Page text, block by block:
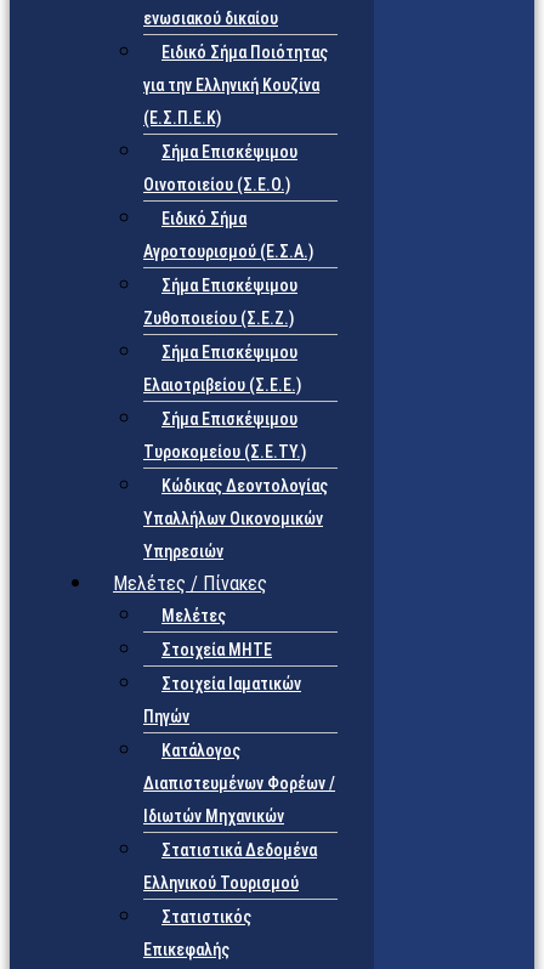
ενωσιακού δικαίου
Ειδικό Σήμα Ποιότητας
για την Ελληνική Κουζίνα
(Ε.Σ.Π.Ε.Κ)
Σήμα Επισκέψιμου
Οινοποιείου (Σ.Ε.Ο.)
Ειδικό Σήμα
Αγροτουρισμού (Ε.Σ.Α.)
Σήμα Επισκέψιμου
Ζυθοποιείου (Σ.Ε.Ζ.)
Σήμα Επισκέψιμου
Ελαιοτριβείου (Σ.Ε.Ε.)
Σήμα Επισκέψιμου
Τυροκομείου (Σ.Ε.TY.)
Κώδικας Δεοντολογίας
Υπαλλήλων Οικονομικών
Υπηρεσιών
Μελέτες / Πίνακες
Μελέτες
Στοιχεία ΜΗΤΕ
Στοιχεία Ιαματικών
Πηγών
Κατάλογος
Διαπιστευμένων Φορέων /
Ιδιωτών Μηχανικών
Στατιστικά Δεδομένα
Ελληνικού Τουρισμού
Στατιστικός
Επικεφαλής